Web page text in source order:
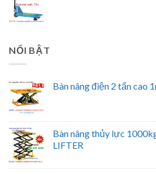
NỔI BẬT
Bàn nâng điện 2 tấn
Bàn nâng thủy lực
LIFTER